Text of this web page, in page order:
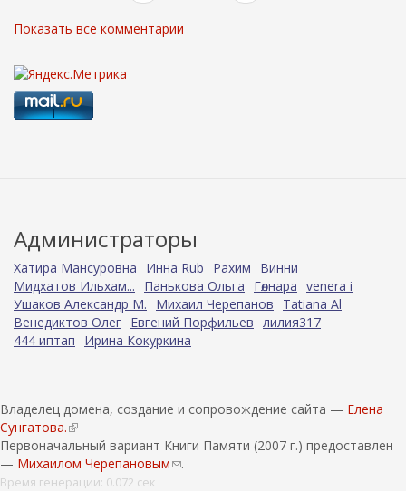
Показать все комментарии
Администраторы
Хатира Мансуровна Инна Rub Рахим
Винни
Мидхатов Ильхам...
Панькова Ольга Гөлнара venera i
Ушаков Александр М.
Михаил Черепанов
Tatiana Al
Венедиктов Олег Евгений Порфильев лилия317
444 иптап
Ирина Кокуркина
Владелец домена, создание и сопровождение сайта — Елена
Сунгатова.(
в
н
е
Первоначальный вариант Книги Памяти (2007 г.) предоставлен
— Михаилом Черепановым( .
Время генерации: 0.072 сек